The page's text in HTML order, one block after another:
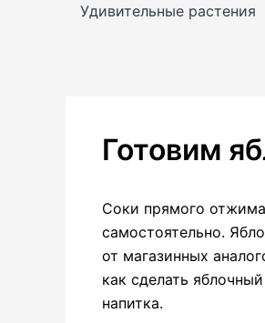
Удивительные растения
Готовим
Соки прямого
самостоятельно.
от магазинных
как сделать
напитка.